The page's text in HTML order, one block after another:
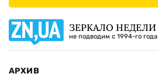
ЗЕРКАЛО НЕДЕЛИ
не подводим с 1994-го года
АРХИВ